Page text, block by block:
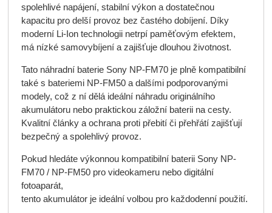
spolehlivé napájení, stabilní výkon a dostatečnou
kapacitu pro delší provoz bez častého dobíjení. Díky
moderní Li-Ion technologii netrpí paměťovým efektem,
má nízké samovybíjení a zajišťuje dlouhou životnost.
Tato náhradní baterie Sony NP-FM70 je plně kompatibilní
také s bateriemi NP-FM50 a dalšími podporovanými
modely, což z ní dělá ideální náhradu originálního
akumulátoru nebo praktickou záložní baterii na cesty.
Kvalitní články a ochrana proti přebití či přehřátí zajišťují
bezpečný a spolehlivý provoz.
Pokud hledáte výkonnou kompatibilní baterii Sony NP-
FM70 / NP-FM50 pro videokameru nebo digitální
fotoaparát,
tento akumulátor je ideální volbou pro každodenní použití.